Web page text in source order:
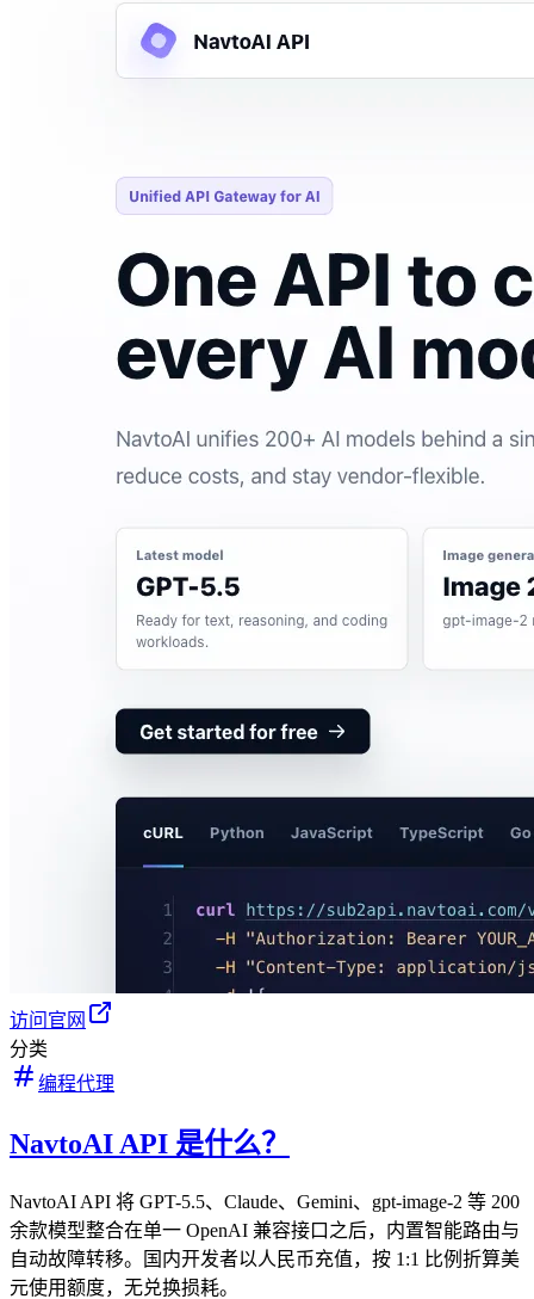
访问官网
分类
编程代理
NavtoAI API 是什么？
NavtoAI API 将 GPT-5.5、Claude、Gemini、gpt-image-2 等 200
余款模型整合在单一 OpenAI 兼容接口之后，内置智能路由与
自动故障转移。国内开发者以人民币充值，按 1:1 比例折算美
元使用额度，无兑换损耗。